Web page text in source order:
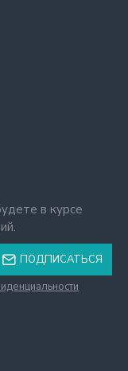
в курсе
ПОДПИСАТЬСЯ